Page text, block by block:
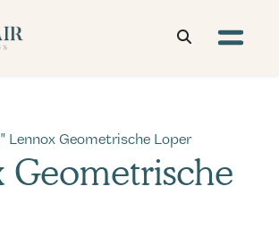
" Lennox Geometrische Loper
Geometrische